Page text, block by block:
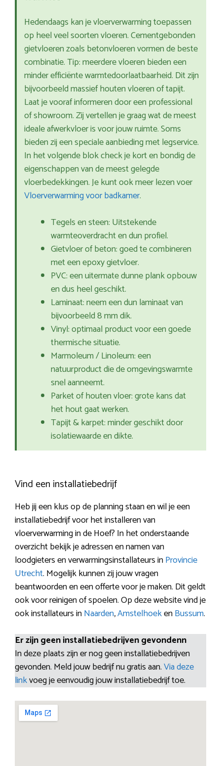
Hedendaags kan je vloerverwarming toepassen
op heel veel soorten vloeren. Cementgebonden
gietvloeren zoals betonvloeren vormen de beste
combinatie. Tip: meerdere vloeren bieden een
minder efficiënte warmtedoorlaatbaarheid. Dit zijn
bijvoorbeeld massief houten vloeren of tapijt.
Laat je vooraf informeren door een professional
of showroom. Zij vertellen je graag wat de meest
ideale afwerkvloer is voor jouw ruimte. Soms
bieden zij een speciale aanbieding met legservice.
In het volgende blok check je kort en bondig de
eigenschappen van de meest gelegde
vloerbedekkingen. Je kunt ook meer lezen voer
Vloerverwarming voor badkamer.
Tegels en steen: Uitstekende
warmteoverdracht en dun profiel.
Gietvloer of beton: goed te combineren
met een epoxy gietvloer.
PVC: een uitermate dunne plank opbouw
en dus heel geschikt.
Laminaat: neem een dun laminaat van
bijvoorbeeld 8 mm dik.
Vinyl: optimaal product voor een goede
thermische situatie.
Marmoleum / Linoleum: een
natuurproduct die de omgevingswarmte
snel aanneemt.
Parket of houten vloer: grote kans dat
het hout gaat werken.
Tapijt & karpet: minder geschikt door
isolatiewaarde en dikte.
Vind een installatiebedrijf
Heb jij een klus op de planning staan en wil je een
installatiebedrijf voor het installeren van
vloerverwarming in de Hoef? In het onderstaande
overzicht bekijk je adressen en namen van
loodgieters en verwarmingsinstallateurs inProvincie
Utrecht. Mogelijk kunnen zij jouw vragen
beantwoorden en een offerte voor je maken. Dit geldt
ook voor reinigen of spoelen. Op deze website vind je
ook installateurs inNaarden,AmstelhoekenBussum.
Er zijn geen installatiebedrijven gevondenn
In deze plaats zijn er nog geen installatiebedrijven
gevonden. Meld jouw bedrijf nu gratis aan.Via deze
linkvoeg je eenvoudig jouw installatiebedrijf toe.